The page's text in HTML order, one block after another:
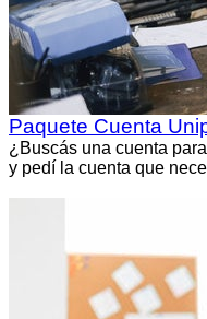
Paquete Cuenta
¿Buscás una cuenta
y pedí la cuenta que